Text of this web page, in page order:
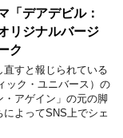
「デアデビル：
リジナルバージ
ク
直すと報じられている
ック・ユニバース）の
・アゲイン」の元の脚
よってSNS上でシェ